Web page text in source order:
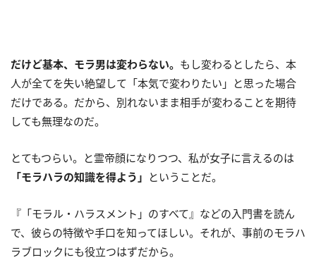
だけど基本、モラ男は変わらない。 もし変わるとしたら、本
人が全てを失い絶望して「本気で変わりたい」と思った場合
だけである。だから、別れないまま相手が変わることを期待
しても無理なのだ。
とてもつらい。と霊帝顔になりつつ、私が女子に言えるのは
「モラハラの知識を得よう」 ということだ。
『「モラル・ハラスメント」のすべて』などの入門書を読ん
で、彼らの特徴や手口を知ってほしい。それが、事前のモラハ
ラブロックにも役立つはずだから。